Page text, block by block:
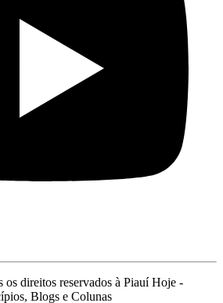
direitos reservados à Piauí Hoje -
Blogs e Colunas